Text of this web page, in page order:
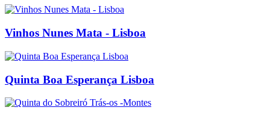
Vinhos Nunes Mata - Lisboa
Quinta Boa Esperança Lisboa